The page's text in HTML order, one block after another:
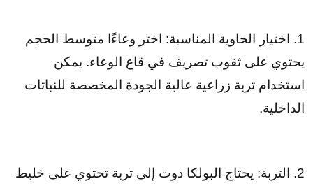
1. اختيار الحاوية المناسبة: اختر وعاءًا متوسط الحجم
يحتوي على ثقوب تصريف في قاع الوعاء. يمكن
استخدام تربة زراعية عالية الجودة المخصصة للنباتات
الداخلية.
2. التربة: يحتاج البولكا دوت إلى تربة تحتوي على خليط